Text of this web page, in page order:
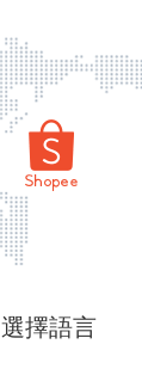
頁面無法顯示
選擇語言